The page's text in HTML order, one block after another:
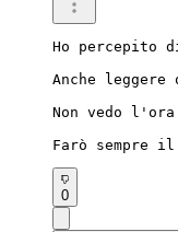
Ho percepito
Anche leggere
Non vedo
Farò sempre
0